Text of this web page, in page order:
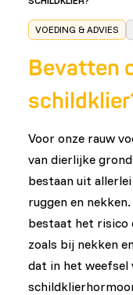
VOEDING & ADVIES
Bevatten
Voor onze rauw
van dierlijke
bestaan uit
ruggen en
bestaat het risico
zoals bij nekken
dat in het weefsel